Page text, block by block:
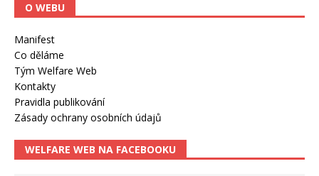
O WEBU
Manifest
Co děláme
Tým Welfare Web
Kontakty
Pravidla publikování
Zásady ochrany osobních údajů
WELFARE WEB NA FACEBOOKU